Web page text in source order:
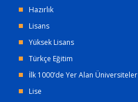
Hazırlık
Lisans
Yüksek Lisans
Türkçe Eğitim
İlk 1000’de Yer Alan Üniversiteler
Lise